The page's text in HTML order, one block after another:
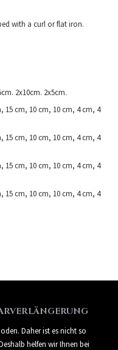
with a curl or flat iron.
2x10cm. 2x5cm.
15 cm, 10 cm, 10 cm, 4 cm, 4
15 cm, 10 cm, 10 cm, 4 cm, 4
15 cm, 10 cm, 10 cm, 4 cm, 4
15 cm, 10 cm, 10 cm, 4 cm, 4
Daher ist es nicht so
helfen wir Ihnen bei